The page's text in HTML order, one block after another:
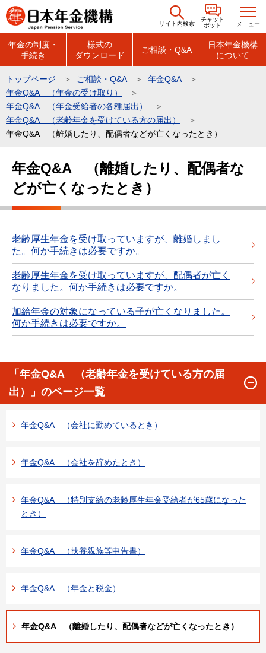
こ
の
の
先
頭
で
サイト内検索
チャット
ボット
メニュー
年金の制度・
手続き
様式の
ダウンロード
ご相談・Q&A
日本年金機構
について
トップページ ご相談・Q&A
年金Q&A
年金Q&A （年金の受け取り）
年金Q&A （年金受給者の各種届出）
年金Q&A （老齢年金を受けている方の届出）
年金Q&A （離婚したり、配偶者などが亡くなったとき）
年金Q&A （離婚したり、配偶者な
どが亡くなったとき）
老齢厚生年金を受け取っていますが、離婚しまし
た。何か手続きは必要ですか。
老齢厚生年金を受け取っていますが、配偶者が亡く
なりました。何か手続きは必要ですか。
加給年金の対象になっている子が亡くなりました。
何か手続きは必要ですか。
「年金Q&A （老齢年金を受けている方の届
出）」のページ一覧
年金Q&A （会社に勤めているとき）
年金Q&A （会社を辞めたとき）
年金Q&A （特別支給の老齢厚生年金受給者が65歳になった
とき）
年金Q&A （扶養親族等申告書）
年金Q&A （年金と税金）
年金Q&A （離婚したり、配偶者などが亡くなったとき）